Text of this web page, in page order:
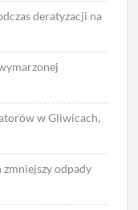
deratyzacji na
w Gliwicach,
odpady